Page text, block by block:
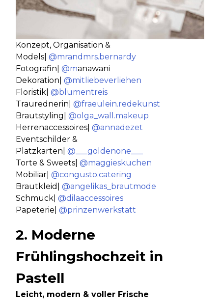
Konzept, Organisation &
Models|@mrandmrs.bernardy
Fotografin|@manawani
Dekoration|@mitliebeverliehen
Floristik|@blumentreis
Traurednerin|@fraeulein.redekunst
Brautstyling|@olga_wall.makeup
Herrenaccessoires|@annadezet
Eventschilder &
Platzkarten|@___goldenone___
Torte & Sweets|@maggieskuchen
Mobiliar|@congusto.catering
Brautkleid|@angelikas_brautmode
Schmuck|@dilaaccessoires
Papeterie|@prinzenwerkstatt
2. Moderne
Frühlingshochzeit in
Pastell
Leicht, modern & voller Frische